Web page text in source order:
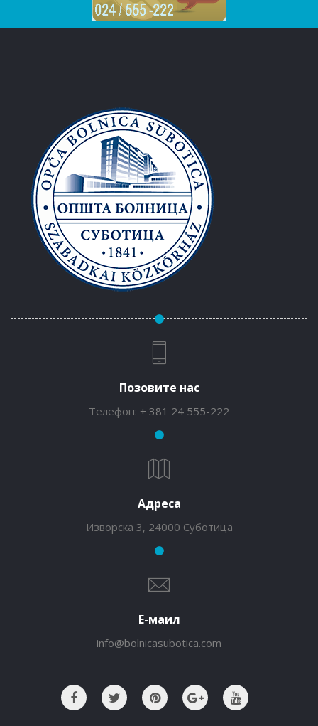
Позовите нас
Телефон: + 381 24 555-222
Адреса
Изворска 3, 24000 Суботица
Е-маил
info@bolnicasubotica.com